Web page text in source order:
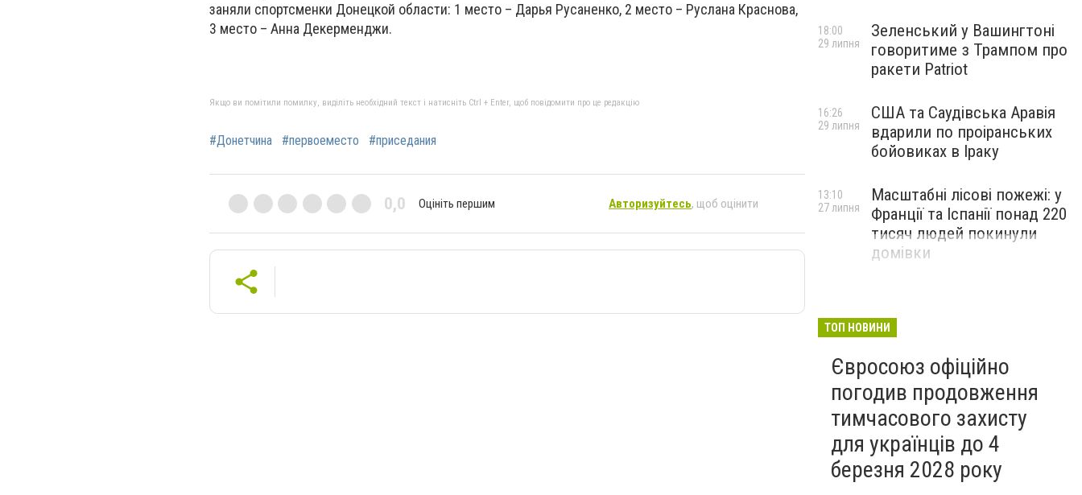
заняли спортсменки Донецкой области: 1 место – Дарья Русаненко, 2 место – Руслана Краснова,
3 место – Анна Декерменджи.
Якщо ви помітили помилку, виділіть необхідний текст і натисніть Ctrl + Enter, щоб повідомити про це редакцію
#Донетчина #первоеместо #приседания
0,0 Оцініть першим Авторизуйтесь, щоб оцінити
Зеленський у Вашингтоні
говоритиме з Трампом про
ракети Patriot
18:00
29 липня
США та Саудівська Аравія
вдарили по проіранських
бойовиках в Іраку
16:26
29 липня
Масштабні лісові пожежі: у
Франції та Іспанії понад 220
тисяч людей покинули
домівки
13:10
27 липня
ТОП НОВИНИ
Євросоюз офіційно
погодив продовження
тимчасового захисту
для українців до 4
березня 2028 року